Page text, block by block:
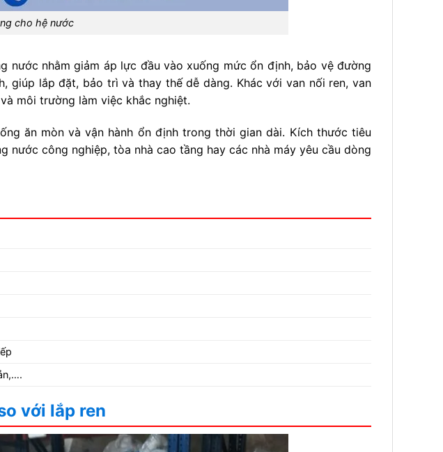
cho hệ nước
nước nhằm giảm áp lực đầu vào xuống mức ổn định, bảo vệ đường
lắp đặt, bảo trì và thay thế dễ dàng. Khác với van nối ren, van
môi trường làm việc khắc nghiệt.
ăn mòn và vận hành ổn định trong thời gian dài. Kích thước tiêu
công nghiệp, tòa nhà cao tầng hay các nhà máy yêu cầu dòng
với lắp ren